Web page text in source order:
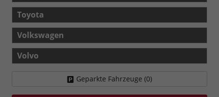
Toyota
Volkswagen
Volvo
Geparkte Fahrzeuge (0)